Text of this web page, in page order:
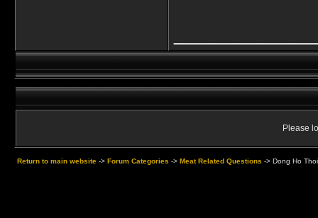
Please
Return to main website -> Forum Categories -> Meat Related Questions -> Dong Ho